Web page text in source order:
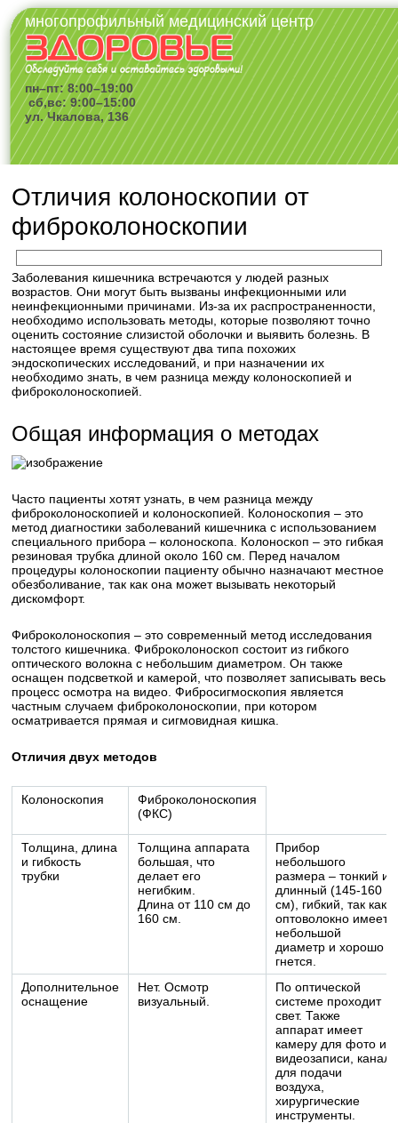
многопрофильный медицинский центр
пн–пт: 8:00–19:00
сб,вс: 9:00–15:00
ул. Чкалова, 136
Отличия колоноскопии от
фиброколоноскопии
Заболевания кишечника встречаются у людей разных
возрастов. Они могут быть вызваны инфекционными или
неинфекционными причинами. Из-за их распространенности,
необходимо использовать методы, которые позволяют точно
оценить состояние слизистой оболочки и выявить болезнь. В
настоящее время существуют два типа похожих
эндоскопических исследований, и при назначении их
необходимо знать, в чем разница между колоноскопией и
фиброколоноскопией.
Общая информация о методах
Часто пациенты хотят узнать, в чем разница между
фиброколоноскопией и колоноскопией. Колоноскопия – это
метод диагностики заболеваний кишечника с использованием
специального прибора – колоноскопа. Колоноскоп – это гибкая
резиновая трубка длиной около 160 см. Перед началом
процедуры колоноскопии пациенту обычно назначают местное
обезболивание, так как она может вызывать некоторый
дискомфорт.
Фиброколоноскопия – это современный метод исследования
толстого кишечника. Фиброколоноскоп состоит из гибкого
оптического волокна с небольшим диаметром. Он также
оснащен подсветкой и камерой, что позволяет записывать весь
процесс осмотра на видео. Фибросигмоскопия является
частным случаем фиброколоноскопии, при котором
осматривается прямая и сигмовидная кишка.
Отличия двух методов
Колоноскопия
Фиброколоноскопия
(ФКС)
Толщина, длина
и гибкость
трубки
Толщина аппарата
большая, что
делает его
негибким.
Длина от 110 см до
160 см.
Прибор
небольшого
размера – тонкий и
длинный (145-160
см), гибкий, так как
оптоволокно имеет
небольшой
диаметр и хорошо
гнется.
Дополнительное
оснащение
Нет. Осмотр
визуальный.
По оптической
системе проходит
свет. Также
аппарат имеет
камеру для фото и
видеозаписи, канал
для подачи
воздуха,
хирургические
инструменты.